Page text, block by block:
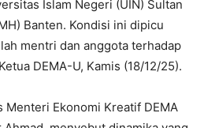
Islam Negeri (UIN) Sultan
Banten. Kondisi ini dipicu
mentri dan anggota terhadap
DEMA-U, Kamis (18/12/25).
Menteri Ekonomi Kreatif DEMA